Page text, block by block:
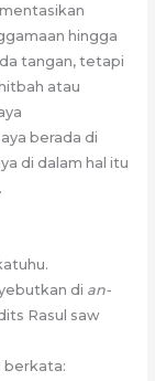
hingga
tangan, tetapi
atau
berada di
di dalam hal itu
di an-
Rasul saw
berkata: